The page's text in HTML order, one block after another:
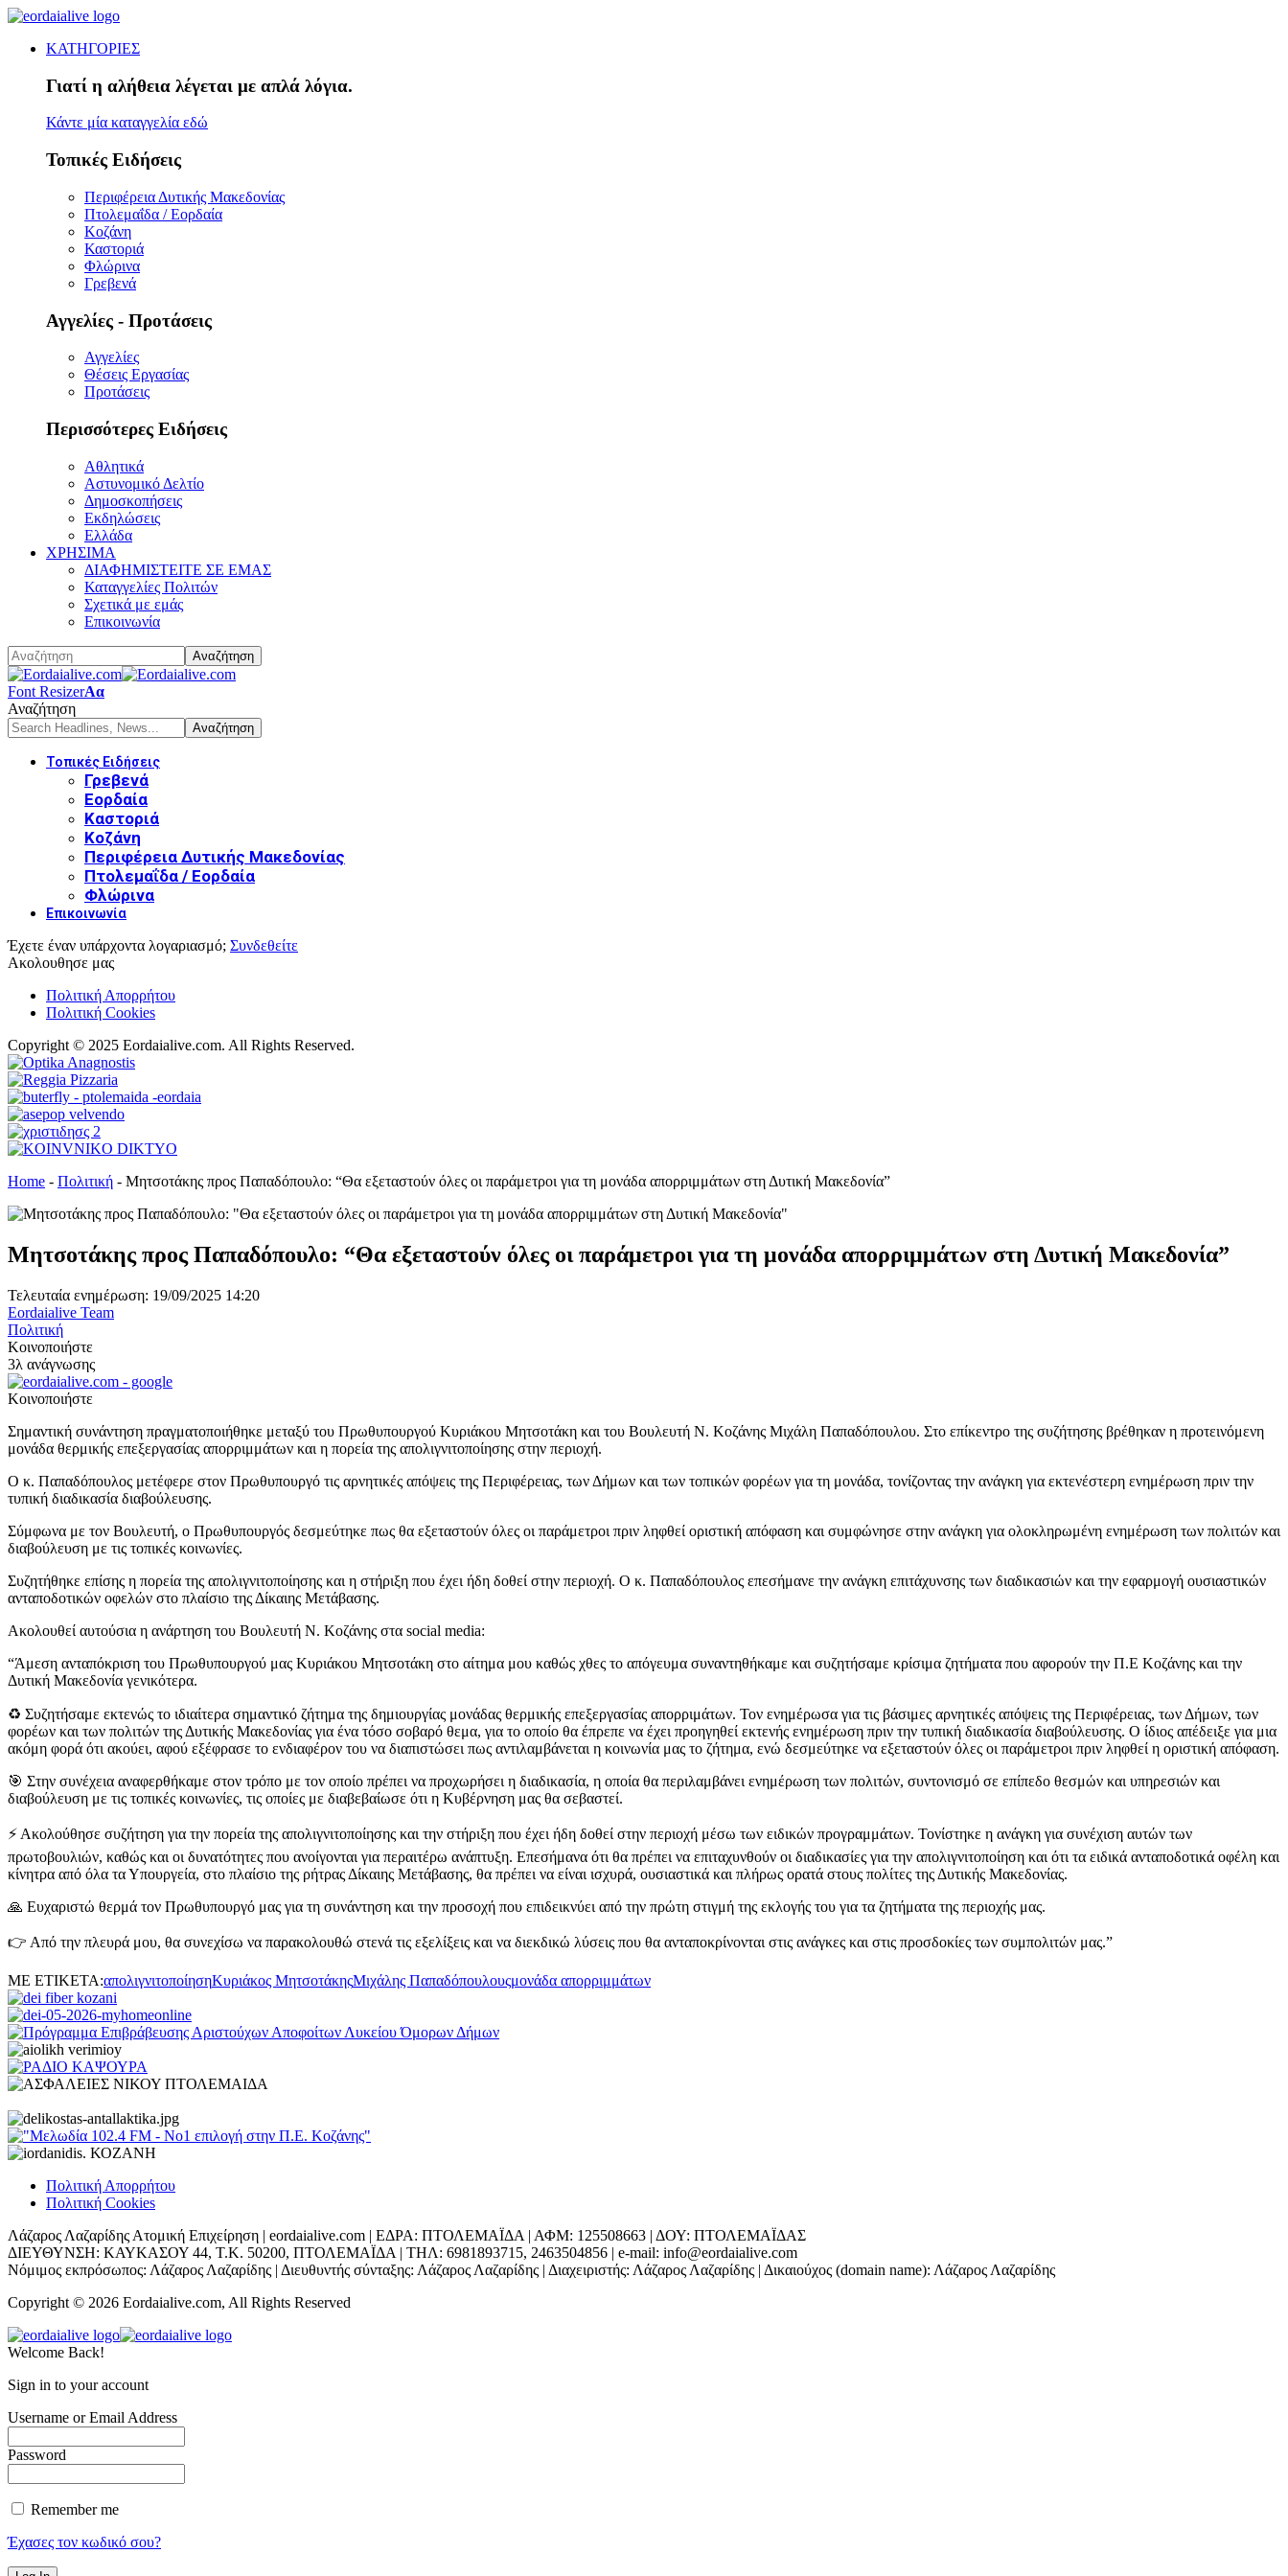
ΚΑΤΗΓΟΡΙΕΣ
Γιατί η αλήθεια λέγεται με απλά λόγια.
Κάντε μία καταγγελία εδώ
Τοπικές Ειδήσεις
Περιφέρεια Δυτικής Μακεδονίας
Πτολεμαΐδα / Εορδαία
Κοζάνη
Καστοριά
Φλώρινα
Γρεβενά
Αγγελίες - Προτάσεις
Αγγελίες
Θέσεις Εργασίας
Προτάσεις
Περισσότερες Ειδήσεις
Αθλητικά
Αστυνομικό Δελτίο
Δημοσκοπήσεις
Εκδηλώσεις
Ελλάδα
ΧΡΗΣΙΜΑ
ΔΙΑΦΗΜΙΣΤΕΙΤΕ ΣΕ ΕΜΑΣ
Καταγγελίες Πολιτών
Σχετικά με εμάς
Επικοινωνία
Font ResizerΑα
Αναζήτηση
Τοπικές Ειδήσεις
Γρεβενά
Εορδαία
Καστοριά
Κοζάνη
Περιφέρεια Δυτικής Μακεδονίας
Πτολεμαΐδα / Εορδαία
Φλώρινα
Επικοινωνία
Έχετε έναν υπάρχοντα λογαριασμό; Συνδεθείτε
Ακολουθησε μας
Πολιτική Απορρήτου
Πολιτική Cookies
Copyright © 2025 Eordaialive.com. All Rights Reserved.
Home - Πολιτική - Μητσοτάκης προς Παπαδόπουλο: “Θα εξεταστούν όλες οι παράμετροι για τη μονάδα απορριμμάτων στη Δυτική Μακεδονία”
Μητσοτάκης προς Παπαδόπουλο: “Θα εξεταστούν όλες οι παράμετροι για τη μονάδα απορριμμάτων στη Δυτική Μακεδονία”
Τελευταία ενημέρωση: 19/09/2025 14:20
Eordaialive Team
Πολιτική
Κοινοποιήστε
3λ ανάγνωσης
Κοινοποιήστε
Σημαντική συνάντηση πραγματοποιήθηκε μεταξύ του Πρωθυπουργού Κυριάκου Μητσοτάκη και του Βουλευτή Ν. Κοζάνης Μιχάλη Παπαδόπουλου. Στο επίκεντρο της συζήτησης βρέθηκαν η προτεινόμενη
μονάδα θερμικής επεξεργασίας απορριμμάτων και η πορεία της απολιγνιτοποίησης στην περιοχή.
Ο κ. Παπαδόπουλος μετέφερε στον Πρωθυπουργό τις αρνητικές απόψεις της Περιφέρειας, των Δήμων και των τοπικών φορέων για τη μονάδα, τονίζοντας την ανάγκη για εκτενέστερη ενημέρωση πριν την
τυπική διαδικασία διαβούλευσης.
Σύμφωνα με τον Βουλευτή, ο Πρωθυπουργός δεσμεύτηκε πως θα εξεταστούν όλες οι παράμετροι πριν ληφθεί οριστική απόφαση και συμφώνησε στην ανάγκη για ολοκληρωμένη ενημέρωση των πολιτών και
διαβούλευση με τις τοπικές κοινωνίες.
Συζητήθηκε επίσης η πορεία της απολιγνιτοποίησης και η στήριξη που έχει ήδη δοθεί στην περιοχή. Ο κ. Παπαδόπουλος επεσήμανε την ανάγκη επιτάχυνσης των διαδικασιών και την εφαρμογή ουσιαστικών
ανταποδοτικών οφελών στο πλαίσιο της Δίκαιης Μετάβασης.
Ακολουθεί αυτούσια η ανάρτηση του Βουλευτή Ν. Κοζάνης στα social media:
“Άμεση ανταπόκριση του Πρωθυπουργού μας Κυριάκου Μητσοτάκη στο αίτημα μου καθώς χθες το απόγευμα συναντηθήκαμε και συζητήσαμε κρίσιμα ζητήματα που αφορούν την Π.Ε Κοζάνης και την
Δυτική Μακεδονία γενικότερα.
♻️ Συζητήσαμε εκτενώς το ιδιαίτερα σημαντικό ζήτημα της δημιουργίας μονάδας θερμικής επεξεργασίας απορριμάτων. Τον ενημέρωσα για τις βάσιμες αρνητικές απόψεις της Περιφέρειας, των Δήμων, των
φορέων και των πολιτών της Δυτικής Μακεδονίας για ένα τόσο σοβαρό θεμα, για το οποίο θα έπρεπε να έχει προηγηθεί εκτενής ενημέρωση πριν την τυπική διαδικασία διαβούλευσης. Ο ίδιος απέδειξε για μια
ακόμη φορά ότι ακούει, αφού εξέφρασε το ενδιαφέρον του να διαπιστώσει πως αντιλαμβάνεται η κοινωνία μας το ζήτημα, ενώ δεσμεύτηκε να εξεταστούν όλες οι παράμετροι πριν ληφθεί η οριστική απόφαση.
🎯 Στην συνέχεια αναφερθήκαμε στον τρόπο με τον οποίο πρέπει να προχωρήσει η διαδικασία, η οποία θα περιλαμβάνει ενημέρωση των πολιτών, συντονισμό σε επίπεδο θεσμών και υπηρεσιών και
διαβούλευση με τις τοπικές κοινωνίες, τις οποίες με διαβεβαίωσε ότι η Κυβέρνηση μας θα σεβαστεί.
⚡ Ακολούθησε συζήτηση για την πορεία της απολιγνιτοποίησης και την στήριξη που έχει ήδη δοθεί στην περιοχή μέσω των ειδικών προγραμμάτων. Τονίστηκε η ανάγκη για συνέχιση αυτών των
πρωτοβουλιών, καθώς και οι δυνατότητες που ανοίγονται για περαιτέρω ανάπτυξη. Επεσήμανα ότι θα πρέπει να επιταχυνθούν οι διαδικασίες για την απολιγνιτοποίηση και ότι τα ειδικά ανταποδοτικά οφέλη και
κίνητρα από όλα τα Υπουργεία, στο πλαίσιο της ρήτρας Δίκαιης Μετάβασης, θα πρέπει να είναι ισχυρά, ουσιαστικά και πλήρως ορατά στους πολίτες της Δυτικής Μακεδονίας.
🙏 Ευχαριστώ θερμά τον Πρωθυπουργό μας για τη συνάντηση και την προσοχή που επιδεικνύει από την πρώτη στιγμή της εκλογής του για τα ζητήματα της περιοχής μας.
👉 Από την πλευρά μου, θα συνεχίσω να παρακολουθώ στενά τις εξελίξεις και να διεκδικώ λύσεις που θα ανταποκρίνονται στις ανάγκες και στις προσδοκίες των συμπολιτών μας.”
ΜΕ ΕΤΙΚΕΤΑ:απολιγνιτοποίησηΚυριάκος ΜητσοτάκηςΜιχάλης Παπαδόπουλουςμονάδα απορριμμάτων
Πολιτική Απορρήτου
Πολιτική Cookies
Λάζαρος Λαζαρίδης Ατομική Επιχείρηση | eordaialive.com | ΕΔΡΑ: ΠΤΟΛΕΜΑΪΔΑ | ΑΦΜ: 125508663 | ΔΟΥ: ΠΤΟΛΕΜΑΪΔΑΣ
ΔΙΕΥΘΥΝΣΗ: ΚΑΥΚΑΣΟΥ 44, Τ.Κ. 50200, ΠΤΟΛΕΜΑΪΔΑ | ΤΗΛ: 6981893715, 2463504856 | e-mail: info@eordaialive.com
Νόμιμος εκπρόσωπος: Λάζαρος Λαζαρίδης | Διευθυντής σύνταξης: Λάζαρος Λαζαρίδης | Διαχειριστής: Λάζαρος Λαζαρίδης | Δικαιούχος (domain name): Λάζαρος Λαζαρίδης
Copyright © 2026 Eordaialive.com, All Rights Reserved
Welcome Back!
Sign in to your account
Username or Email Address
Password
Remember me
Έχασες τον κωδικό σου?